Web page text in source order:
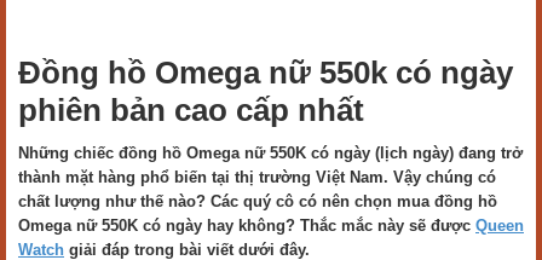
Đồng hồ Omega nữ 550k có ngày
phiên bản cao cấp nhất
Những chiếc đồng hồ Omega nữ 550K có ngày (lịch ngày) đang trở
thành mặt hàng phổ biến tại thị trường Việt Nam. Vậy chúng có
chất lượng như thế nào? Các quý cô có nên chọn mua đồng hồ
Omega nữ 550K có ngày hay không? Thắc mắc này sẽ được Queen
Watch giải đáp trong bài viết dưới đây.